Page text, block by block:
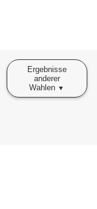
Ergebnisse
anderer
Wahlen